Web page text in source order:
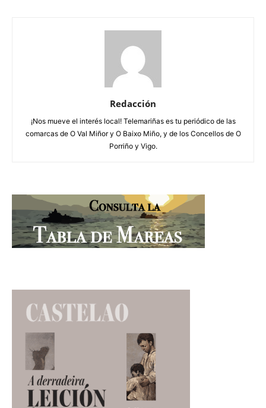
Redacción
¡Nos mueve el interés local! Telemariñas es tu periódico de las
comarcas de O Val Miñor y O Baixo Miño, y de los Concellos de O
Porriño y Vigo.